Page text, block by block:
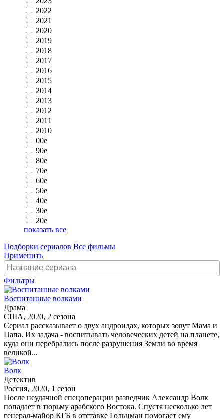
2022
2021
2020
2019
2018
2017
2016
2015
2014
2013
2012
2011
2010
00e
90e
80e
70e
60e
50e
40e
30e
20e
показать все
Подборки сериалов Все фильмы
Применить
Фильтры
Воспитанные волками
Драма
США, 2020, 2 сезона
Сериал рассказывает о двух андроидах, которых зовут Мама и
Папа. Их задача - воспитывать человеческих детей на планете,
куда они перебрались после разрушения Земли во время
великой...
Волк
Детектив
Россия, 2020, 1 сезон
После неудачной спецоперации разведчик Александр Волк
попадает в тюрьму арабского Востока. Спустя несколько лет
генерал-майор КГБ в отставке Гольцман помогает ему